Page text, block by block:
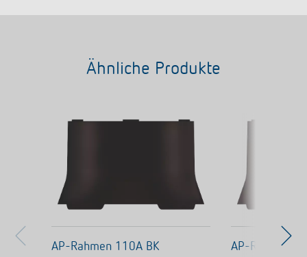
Ähnliche Produkte
AP-Rahmen 110A BK AP-Rahmen